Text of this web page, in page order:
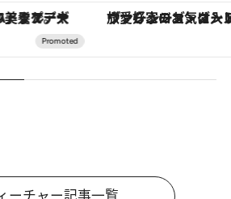
ートマティック」。旅愛好家のお気に入りコレクションから、ジェンダーレスな新作が登場